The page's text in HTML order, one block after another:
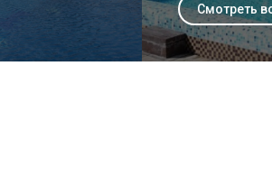
Смотреть